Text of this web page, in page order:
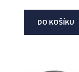
DO KOŠÍKU